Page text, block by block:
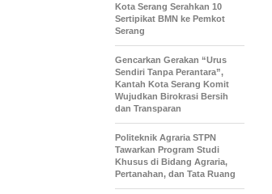
Kota Serang Serahkan 10
Sertipikat BMN ke Pemkot
Serang
Gencarkan Gerakan “Urus
Sendiri Tanpa Perantara”,
Kantah Kota Serang Komit
Wujudkan Birokrasi Bersih
dan Transparan
Politeknik Agraria STPN
Tawarkan Program Studi
Khusus di Bidang Agraria,
Pertanahan, dan Tata Ruang